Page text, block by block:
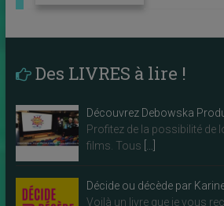
Des LIVRES à lire !
Découvrez Debowska
Profitez de la possibilité de
films. Tous
Décide ou décède par
Voilà un livre que je vous